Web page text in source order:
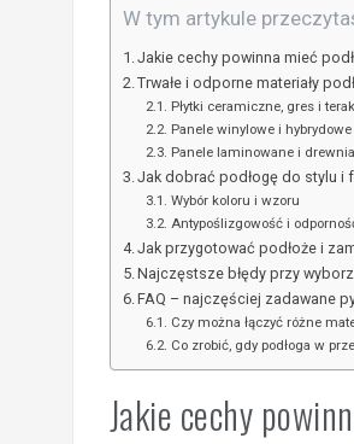
W tym artykule
Jakie cechy powinna mieć
Trwałe i odporne materiały
Płytki ceramiczne, gres i
Panele winylowe i hybrydowe
Panele laminowane i
Jak dobrać podłogę do stylu i
Wybór koloru i wzoru
Antypoślizgowość i
Jak przygotować podłoże i
Najczęstsze błędy przy
FAQ – najczęściej zadawane
Czy można łączyć różne
Co zrobić, gdy podłoga w
Jakie cechy